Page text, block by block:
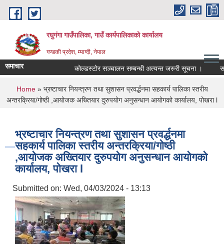
Skip to main content
रघुगंगा गाउँपालिका, गाउँ कार्यपालिकाको कार्यालय
गण्डकी प्रदेश, म्याग्दी, नेपाल
समाचार कोल्डस्टोर सञ्चालन सम्बन्धी अत्यन्त जरुरी सूचना ।
You are here
Home» भ्रष्टाचार नियन्त्रण तथा सुशासन प्रवर्द्धनमा सहकार्य पालिका स्तरीय
अन्तरक्रिया/गोष्ठी ,आयोजक अख्तियार दुरुपयोग अनुसन्धान आयोगको कार्यालय, पोखरा l
भ्रष्टाचार नियन्त्रण तथा सुशासन प्रवर्द्धनमा
सहकार्य पालिका स्तरीय अन्तरक्रिया/गोष्ठी
,आयोजक अख्तियार दुरुपयोग अनुसन्धान आयोगको
कार्यालय, पोखरा l
Submitted on: Wed, 04/03/2024 - 13:13